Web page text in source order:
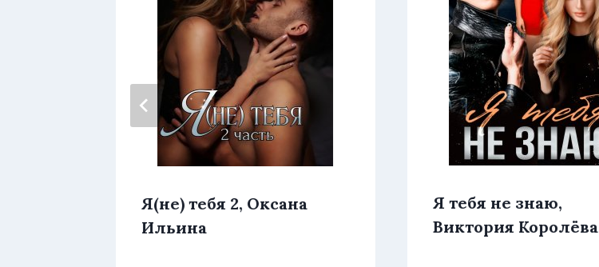
Я(не) тебя 2, Оксана
Ильина
Я тебя не знаю,
Виктория Королёва